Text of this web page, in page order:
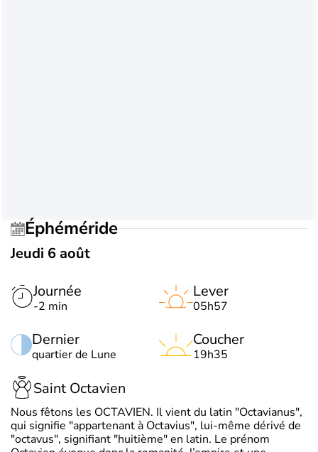
Éphéméride
Jeudi 6 août
Journée
-2 min
Dernier
quartier de Lune
Lever
05h57
Coucher
19h35
Saint Octavien
Nous fêtons les OCTAVIEN. Il vient du latin "Octavianus",
qui signifie "appartenant à Octavius", lui-même dérivé de
"octavus", signifiant "huitième" en latin. Le prénom